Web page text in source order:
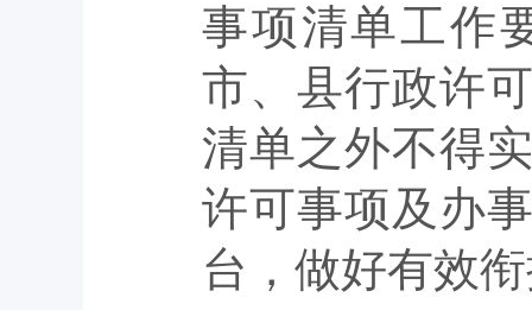
事项清单工作
市、县行政许
清单之外不得
许可事项及办
台，做好有效